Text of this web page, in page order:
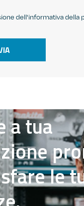
dell'informativa della
a tua
le